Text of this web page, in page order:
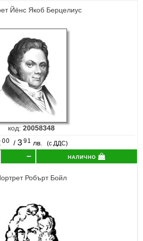
Йёнс Якоб Берцелиус
код: 20058348
00 /3 91 лв. (с ДДС)
налично
Робърт Бойл